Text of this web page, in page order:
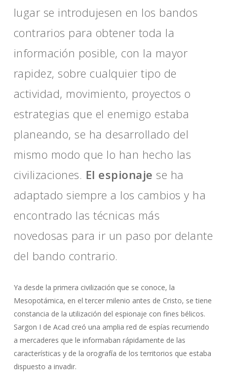
lugar se introdujesen en los bandos
contrarios para obtener toda la
información posible, con la mayor
rapidez, sobre cualquier tipo de
actividad, movimiento, proyectos o
estrategias que el enemigo estaba
planeando, se ha desarrollado del
mismo modo que lo han hecho las
civilizaciones. El espionaje se ha
adaptado siempre a los cambios y ha
encontrado las técnicas más
novedosas para ir un paso por delante
del bando contrario.
Ya desde la primera civilización que se conoce, la
Mesopotámica, en el tercer milenio antes de Cristo, se tiene
constancia de la utilización del espionaje con fines bélicos.
Sargon I de Acad creó una amplia red de espías recurriendo
a mercaderes que le informaban rápidamente de las
características y de la orografía de los territorios que estaba
dispuesto a invadir.